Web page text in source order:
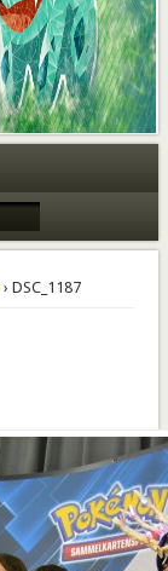
› DSC_1187